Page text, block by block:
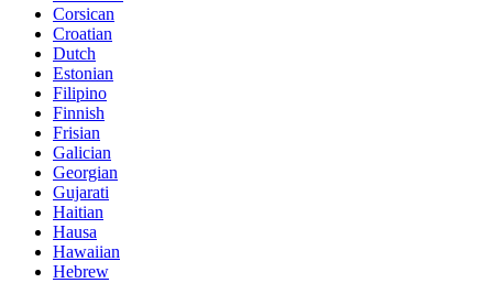
Corsican
Croatian
Dutch
Estonian
Filipino
Finnish
Frisian
Galician
Georgian
Gujarati
Haitian
Hausa
Hawaiian
Hebrew